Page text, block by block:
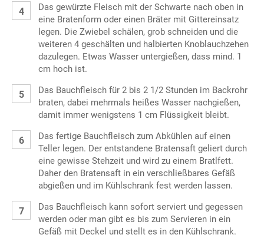
Das gewürzte Fleisch mit der Schwarte nach oben in
eine Bratenform oder einen Bräter mit Gittereinsatz
legen. Die Zwiebel schälen, grob schneiden und die
weiteren 4 geschälten und halbierten Knoblauchzehen
dazulegen. Etwas Wasser untergießen, dass mind. 1
cm hoch ist.
Das Bauchfleisch für 2 bis 2 1/2 Stunden im Backrohr
braten, dabei mehrmals heißes Wasser nachgießen,
damit immer wenigstens 1 cm Flüssigkeit bleibt.
Das fertige Bauchfleisch zum Abkühlen auf einen
Teller legen. Der entstandene Bratensaft geliert durch
eine gewisse Stehzeit und wird zu einem Bratlfett.
Daher den Bratensaft in ein verschließbares Gefäß
abgießen und im Kühlschrank fest werden lassen.
Das Bauchfleisch kann sofort serviert und gegessen
werden oder man gibt es bis zum Servieren in ein
Gefäß mit Deckel und stellt es in den Kühlschrank.